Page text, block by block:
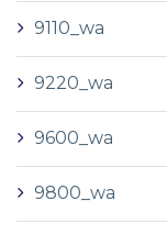
9110_wa
9220_wa
9600_wa
9800_wa